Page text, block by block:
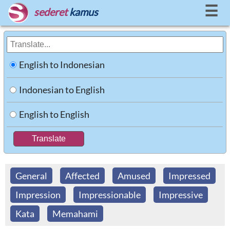
sederet kamus ☰
English to Indonesian
Indonesian to English
English to English
General Affected Amused
Impressed
Impression
Impressionable
Impressive
Kata
Memahami